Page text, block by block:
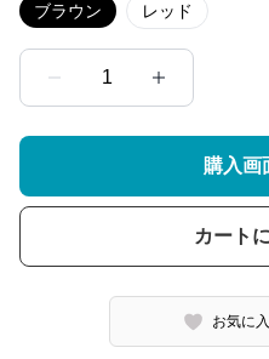
ブラウン レッド
1
購入画
カート
お気に